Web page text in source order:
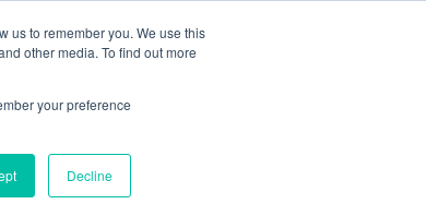
us to remember you. We use this
other media. To find out more
your preference
Decline